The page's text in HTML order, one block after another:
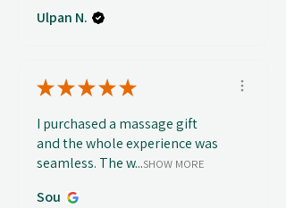
Ulpan N.
★★★★★
I purchased a massage gift
and the whole experience was
seamless. The w...SHOW MORE
Sou